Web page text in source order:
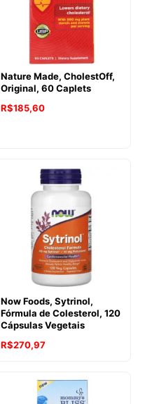
Nature Made, CholestOff,
Original, 60 Caplets
R$185,60
Now Foods, Sytrinol,
Fórmula de Colesterol, 120
Cápsulas Vegetais
R$270,97